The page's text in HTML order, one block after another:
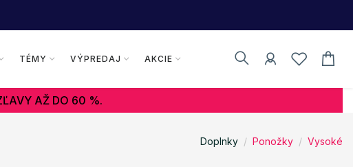
TÉMY VÝPREDAJ AKCIE
AŽ DO 60 %.
Doplnky Ponožky Vysoké